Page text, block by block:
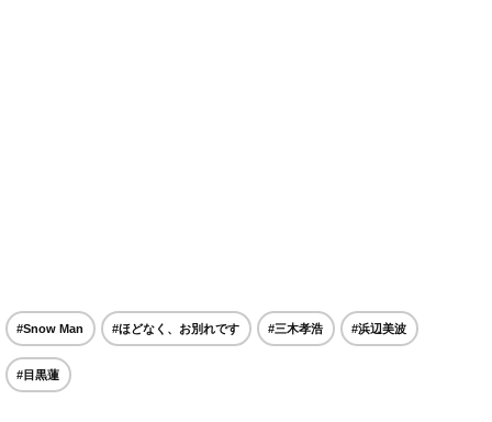
#Snow Man #ほどなく、お別れです #三木孝浩 #浜辺美波
#目黒蓮